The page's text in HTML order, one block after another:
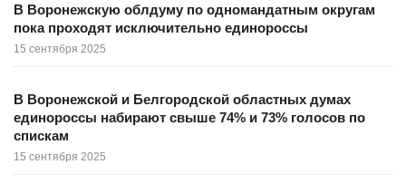
В Воронежскую облдуму по одномандатным округам
пока проходят исключительно единороссы
15 сентября 2025
В Воронежской и Белгородской областных думах
единороссы набирают свыше 74% и 73% голосов по
спискам
15 сентября 2025